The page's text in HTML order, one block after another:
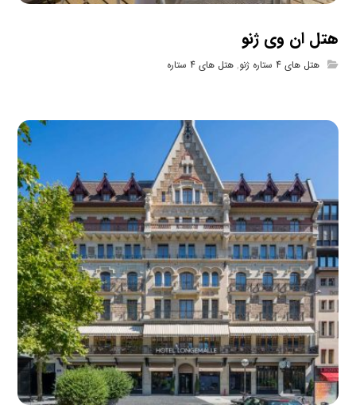
هتل ان وی ژنو
هتل های 4 ستاره ژنو ,هتل های 4 ستاره